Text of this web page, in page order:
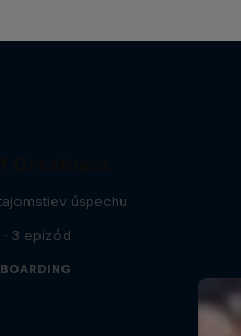
úspechu
· 3 epizód